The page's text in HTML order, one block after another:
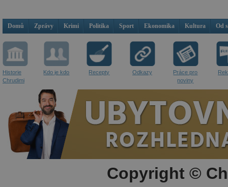
Domů Zprávy Krimi Politika Sport Ekonomika Kultura Od
Historie
Chrudimi
Kdo je kdo Recepty Odkazy
Práce pro
noviny
Copyright ©